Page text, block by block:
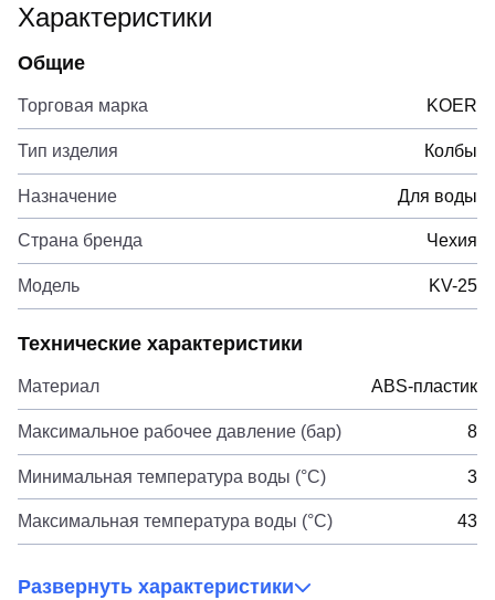
Характеристики
Общие
Торговая марка KOER
Тип изделия Колбы
Назначение Для воды
Страна бренда Чехия
Модель KV-25
Технические характеристики
Материал ABS-пластик
Максимальное рабочее давление (бар) 8
Минимальная температура воды (°C) 3
Максимальная температура воды (°C) 43
Развернуть характеристики